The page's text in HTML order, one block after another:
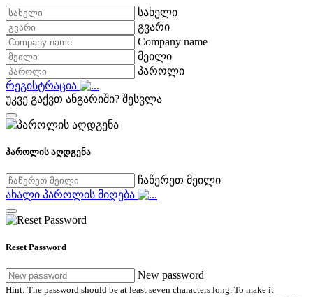
სახელი
გვარი
Company name
მეილი
პაროლი
რეგისტრაცია
უკვე გაქვთ ანგარიში? შესვლა
პაროლის აღდგენა
ჩაწერეთ მეილი
ახალი პაროლის მიღება
Reset Password
New password
Hint: The password should be at least seven characters long. To make it